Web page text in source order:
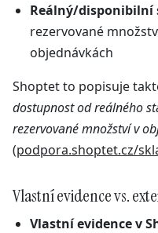
Reálný/disponibilní
rezervované
objednávkách
Shoptet to popisuje
dostupnost od reálného
rezervované množství v
(podpora.shoptet.cz/
Vlastní evidence vs.
Vlastní evidence v